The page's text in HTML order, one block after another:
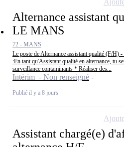
Alternance assistant
LE MANS
72 - MANS
Le poste de Alternance assistant qualité (F/
:En tant qu'Assistant qualité en alternance, tu
surveillance contaminants * Réaliser des...
Intérim - Non renseigné
Publié il y a 8 jours
Assistant chargé(e)